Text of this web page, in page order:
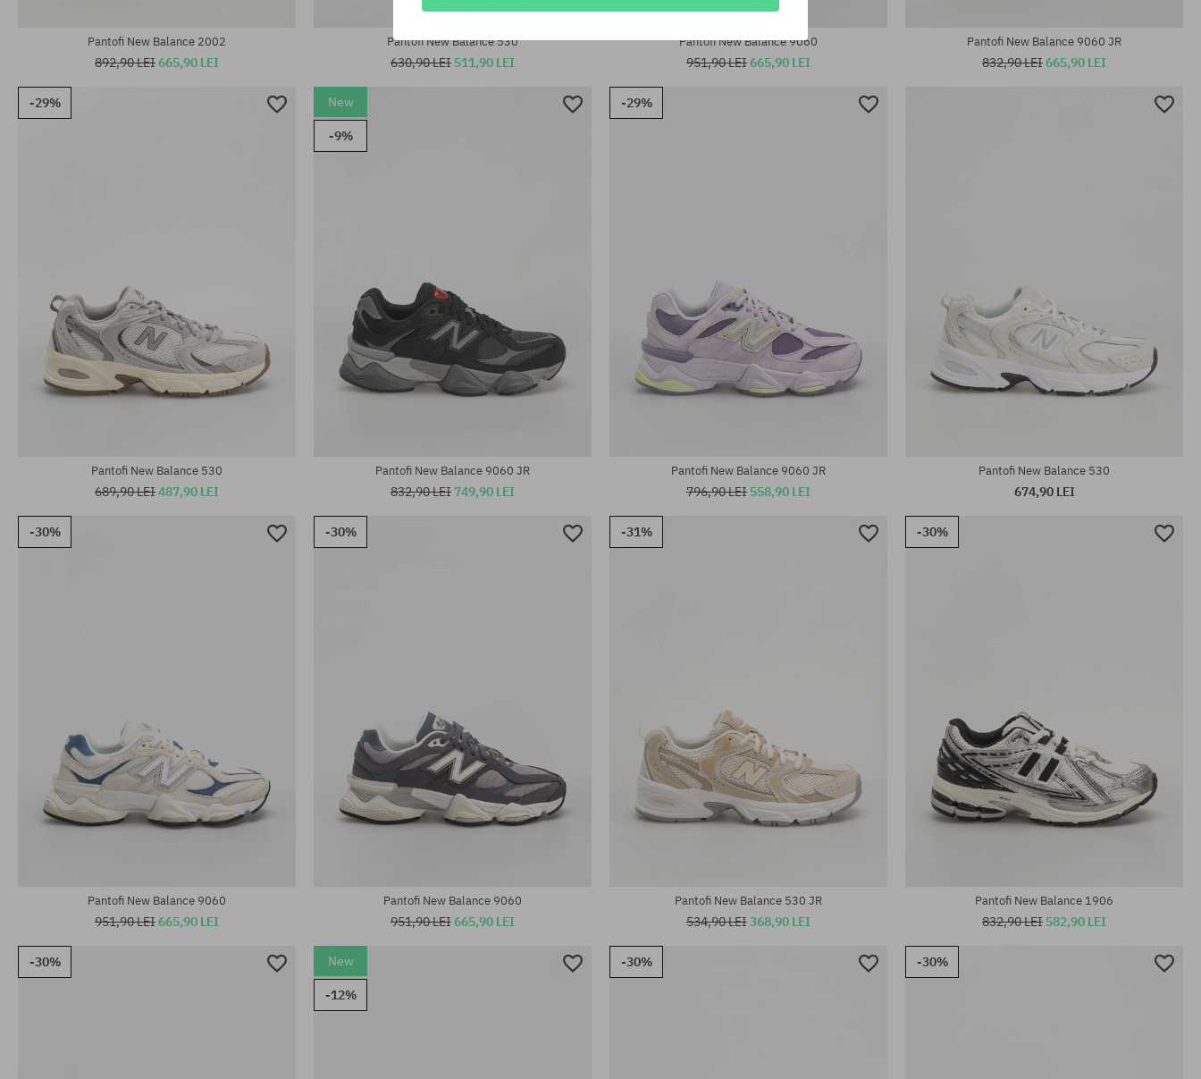
Pantofi New Balance 2002
892,90 LEI665,90 LEI
Pantofi New Balance 530
630,90 LEI 511,90 LEI
Pantofi New Balance 9060
951,90 LEI665,90 LEI
Pantofi New Balance 9060 JR
832,90 LEI665,90 LEI
-29%
Pantofi New Balance 530
689,90 LEI487,90 LEI
New
-9%
Pantofi New Balance 9060 JR
832,90 LEI 749,90 LEI
-29%
Pantofi New Balance 9060 JR
796,90 LEI 558,90 LEI
Pantofi New Balance 530
674,90 LEI
-30%
Pantofi New Balance 9060
951,90 LEI665,90 LEI
-30%
Pantofi New Balance 9060
951,90 LEI665,90 LEI
-31%
Pantofi New Balance 530 JR
534,90 LEI368,90 LEI
-30%
Pantofi New Balance 1906
832,90 LEI 582,90 LEI
-30%
New
-12%
-30% -30%